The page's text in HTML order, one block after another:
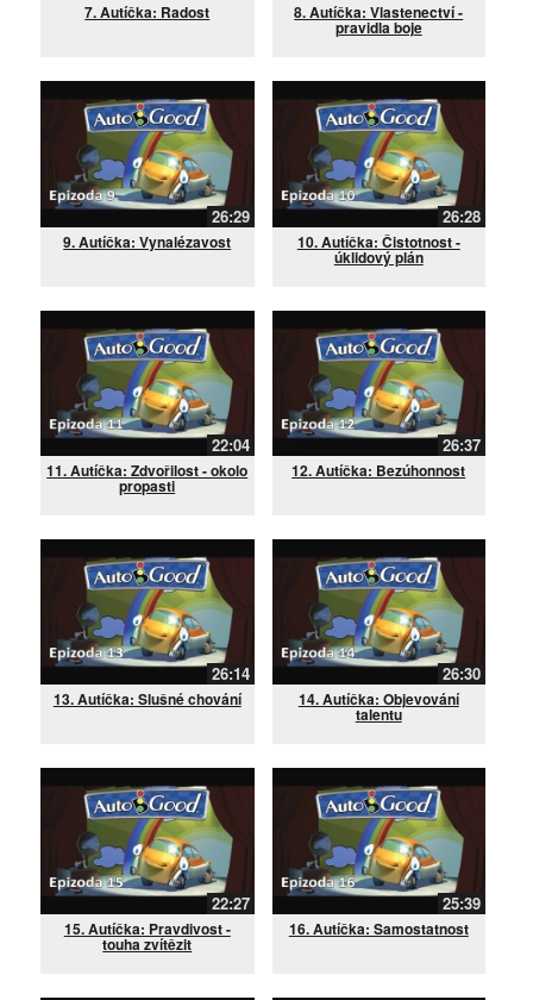
7. Autíčka: Radost 8. Autíčka: Vlastenectví -
pravidla boje
26:29
9. Autíčka: Vynalézavost
26:28
10. Autíčka: Čistotnost -
úklidový plán
22:04
11. Autíčka: Zdvořilost - okolo
propasti
26:37
12. Autíčka: Bezúhonnost
26:14
13. Autíčka: Slušné chování
26:30
14. Autíčka: Objevování
talentu
22:27
15. Autíčka: Pravdivost -
touha zvítězit
25:39
16. Autíčka: Samostatnost